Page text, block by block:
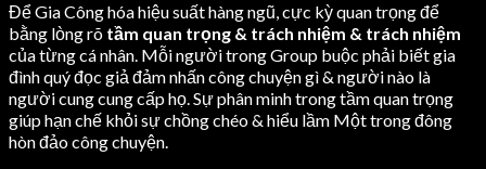
Để Gia Công hóa hiệu suất hàng ngũ, cực kỳ quan trọng để
bằng lòng rõ tầm quan trọng & trách nhiệm & trách nhiệm
của từng cá nhân. Mỗi người trong Group buộc phải biết gia
đình quý đọc giả đảm nhấn công chuyện gì & người nào là
người cung cung cấp họ. Sự phân minh trong tầm quan trọng
giúp hạn chế khỏi sự chồng chéo & hiểu lầm Một trong đông
hòn đảo công chuyện.